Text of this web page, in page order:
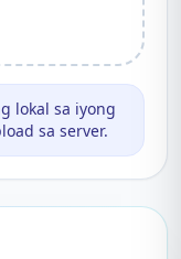
lokal sa iyong
sa server.